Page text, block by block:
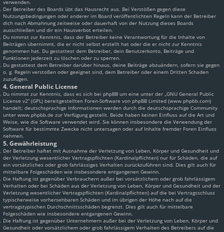
verwenden.
Der Betreiber des Boards übt das Hausrecht aus. Bei Verstößen gegen diese
Nutzungsbedingungen oder anderer im Board veröffentlichten Regeln kann der Betreiber
dich nach Abmahnung zeitweise oder dauerhaft von der Nutzung dieses Boards
ausschließen und dir ein Hausverbot erteilen.
Du nimmst zur Kenntnis, dass der Betreiber keine Verantwortung für die Inhalte von
Beiträgen übernimmt, die er nicht selbst erstellt hat oder die er nicht zur Kenntnis
genommen hat. Du gestattest dem Betreiber, dein Benutzerkonto, Beiträge und
Funktionen jederzeit zu löschen oder zu sperren.
Du gestattest dem Betreiber darüber hinaus, deine Beiträge abzuändern, sofern sie gegen
o. g. Regeln verstoßen oder geeignet sind, dem Betreiber oder einem Dritten Schaden
zuzufügen.
4. General Public License
Du nimmst zur Kenntnis, dass es sich bei phpBB um eine unter der „GNU General Public
License v2“ (GPL) bereitgestellten Foren-Software von phpBB Limited (www.phpbb.com)
handelt; deutschsprachige Informationen werden durch die deutschsprachige Community
unter www.phpbb.de zur Verfügung gestellt. Beide haben keinen Einfluss auf die Art und
Weise, wie die Software verwendet wird. Sie können insbesondere die Verwendung der
Software für bestimmte Zwecke nicht untersagen oder auf Inhalte fremder Foren Einfluss
nehmen.
5. Gewährleistung
Der Betreiber haftet mit Ausnahme der Verletzung von Leben, Körper und Gesundheit und
der Verletzung wesentlicher Vertragspflichten (Kardinalpflichten) nur für Schäden, die auf
ein vorsätzliches oder grob fahrlässiges Verhalten zurückzuführen sind. Dies gilt auch für
mittelbare Folgeschäden wie insbesondere entgangenen Gewinn.
Die Haftung ist gegenüber Verbrauchern außer bei vorsätzlichem oder grob fahrlässigem
Verhalten oder bei Schäden aus der Verletzung von Leben, Körper und Gesundheit und der
Verletzung wesentlicher Vertragspflichten (Kardinalpflichten) auf die bei Vertragsschluss
typischerweise vorhersehbaren Schäden und im übrigen der Höhe nach auf die
vertragstypischen Durchschnittsschäden begrenzt. Dies gilt auch für mittelbare
Folgeschäden wie insbesondere entgangenen Gewinn.
Die Haftung ist gegenüber Unternehmern außer bei der Verletzung von Leben, Körper und
Gesundheit oder vorsätzlichem oder grob fahrlässigem Verhalten des Betreibers auf die